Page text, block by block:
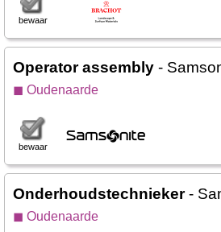
bewaar
Operator assembly -
◼ Oudenaarde
bewaar
Onderhoudstechnieker-
◼ Oudenaarde